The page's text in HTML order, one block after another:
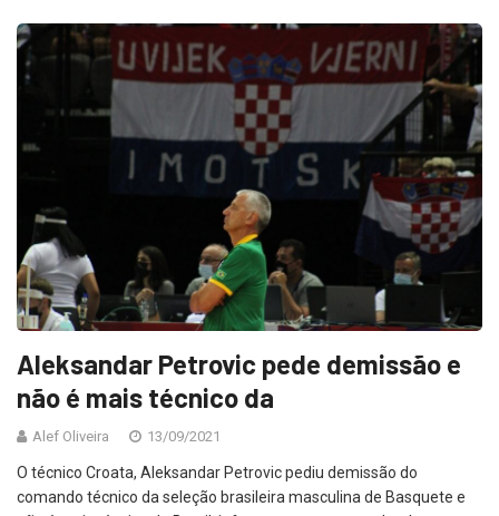
Aleksandar Petrovic pede demissão e
não é mais técnico da
Alef Oliveira 13/09/2021
O técnico Croata, Aleksandar Petrovic pediu demissão do
comando técnico da seleção brasileira masculina de Basquete e